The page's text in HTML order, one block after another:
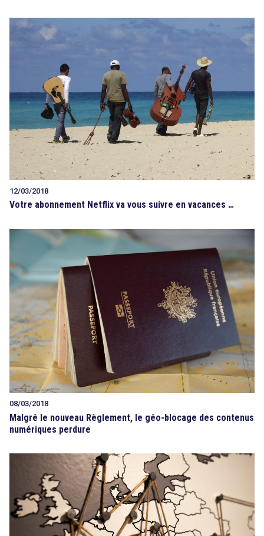
12/03/2018
Votre abonnement Netflix va vous suivre en vacances …
08/03/2018
Malgré le nouveau Règlement, le géo-blocage des contenus
numériques perdure